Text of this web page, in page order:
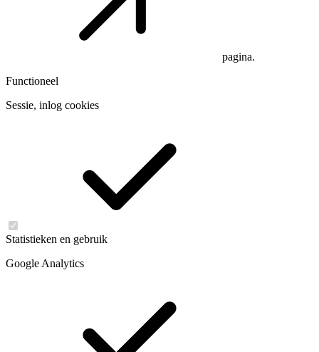
pagina.
Functioneel
Sessie, inlog cookies
Statistieken en gebruik
Google Analytics